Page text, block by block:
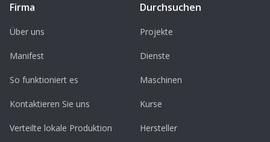
Firma
Über uns
Manifest
So funktioniert es
Kontaktieren Sie uns
Verteilte lokale Produktion
Durchsuchen
Projekte
Dienste
Maschinen
Kurse
Hersteller